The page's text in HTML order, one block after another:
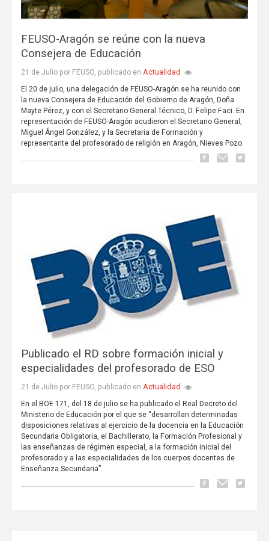
FEUSO-Aragón se reúne con la nueva
Consejera de Educación
21 de Julio por FEUSO, publicado en Actualidad
El 20 de julio, una delegación de FEUSO-Aragón se ha reunido con
la nueva Consejera de Educación del Gobierno de Aragón, Doña
Mayte Pérez, y con el Secretario General Técnico, D. Felipe Faci. En
representación de FEUSO-Aragón acudieron el Secretario General,
Miguel Ángel González, y la Secretaria de Formación y
representante del profesorado de religión en Aragón, Nieves Pozo.
Publicado el RD sobre formación inicial y
especialidades del profesorado de ESO
21 de Julio por FEUSO, publicado en Actualidad
En el BOE 171, del 18 de julio se ha publicado el Real Decreto del
Ministerio de Educación por el que se “desarrollan determinadas
disposiciones relativas al ejercicio de la docencia en la Educación
Secundaria Obligatoria, el Bachillerato, la Formación Profesional y
las enseñanzas de régimen especial, a la formación inicial del
profesorado y a las especialidades de los cuerpos docentes de
Enseñanza Secundaria”.